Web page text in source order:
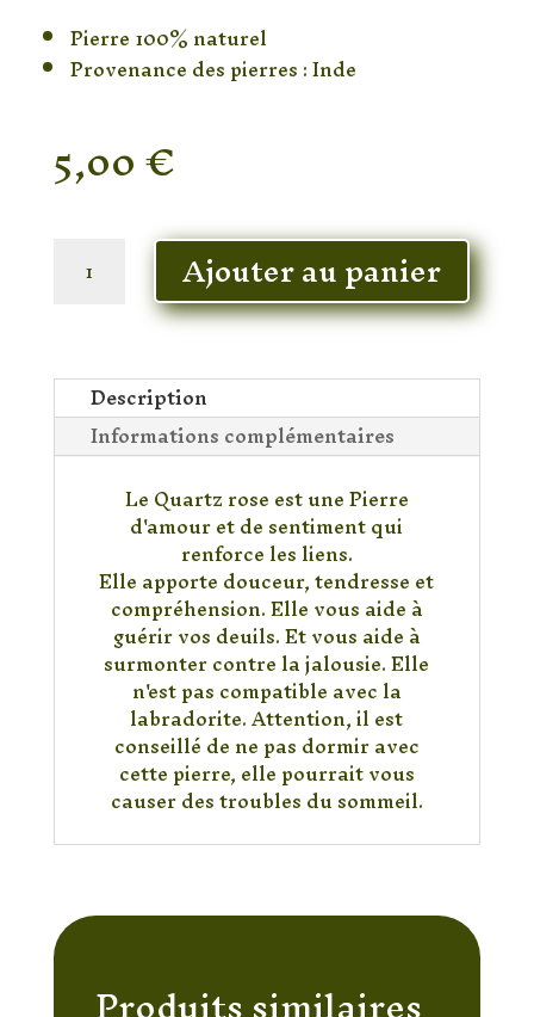
Pierre 100% naturel
Provenance des pierres : Inde
5,00€
Ajouter au panier
Description
Informations complémentaires
Le Quartz rose est une Pierre
d'amour et de sentiment qui
renforce les liens.
Elle apporte douceur, tendresse et
compréhension. Elle vous aide à
guérir vos deuils. Et vous aide à
surmonter contre la jalousie. Elle
n'est pas compatible avec la
labradorite. Attention, il est
conseillé de ne pas dormir avec
cette pierre, elle pourrait vous
causer des troubles du sommeil.